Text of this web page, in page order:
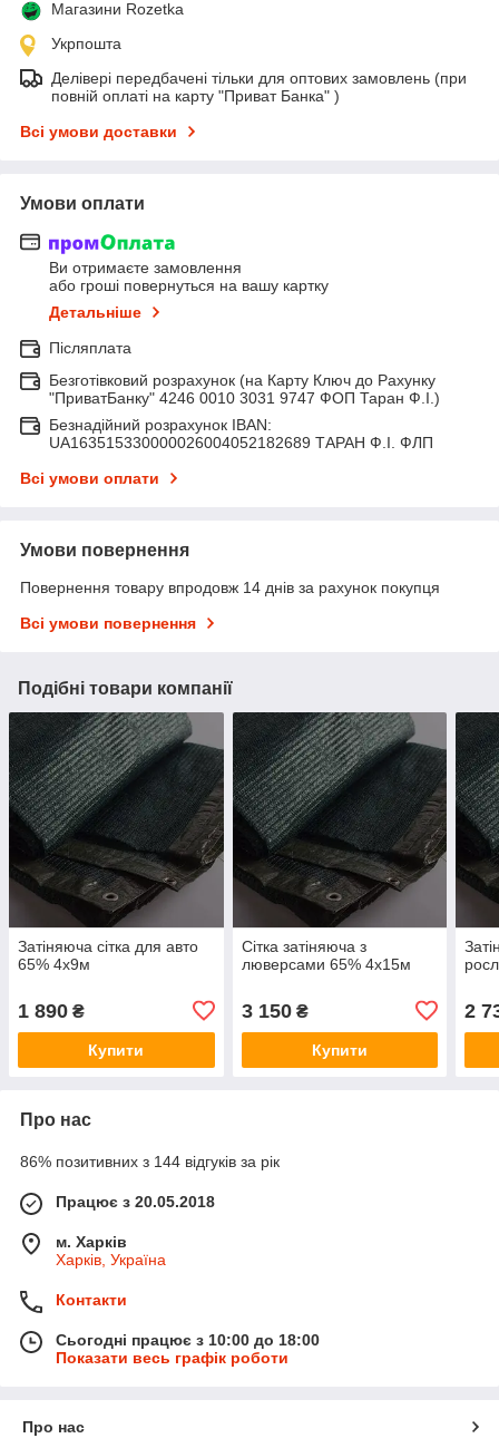
Магазини Rozetka
Укрпошта
Делівері передбачені тільки для оптових замовлень (при
повній оплаті на карту "Приват Банка" )
Всі умови доставки
Умови оплати
Ви отримаєте замовлення
або гроші повернуться на вашу картку
Детальніше
Післяплата
Безготівковий розрахунок (на Карту Ключ до Рахунку
"ПриватБанку" 4246 0010 3031 9747 ФОП Таран Ф.І.)
Безнадійний розрахунок IBAN:
UA163515330000026004052182689 ТАРАН Ф.І. ФЛП
Всі умови оплати
Умови повернення
Повернення товару впродовж 14 днів за рахунок покупця
Всі умови повернення
Подібні товари компанії
Затіняюча сітка для авто
65% 4х9м
1 890 ₴
Купити
Сітка затіняюча з
люверсами 65% 4х15м
3 150₴
Купити
2
Про нас
86% позитивних з 144 відгуків за рік
Працює з 20.05.2018
м. Харків
Харків, Україна
Контакти
Сьогодні працює з 10:00 до 18:00
Показати весь графік роботи
Про нас